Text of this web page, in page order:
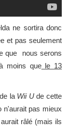
ne sortira donc
et pas seulement
que nous serons
moins quele 13
la Wii Ude cette
n'aurait pas mieux
râlé (mais ils